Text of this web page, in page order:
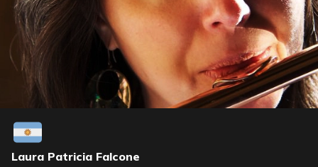
Laura Patricia Falcone